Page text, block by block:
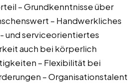
– Grundkenntnisse über
– Handwerkliches
und serviceorientiertes
auch bei körperlich
– Flexibilität bei
– Organisationstalent